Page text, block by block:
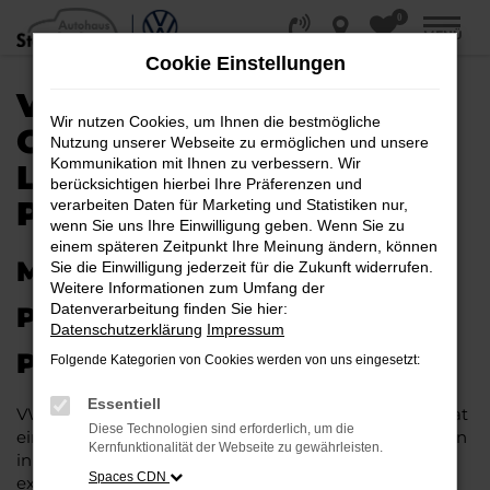
Zum
Hauptinhalt
0
MENÜ
VW POLO
GEBRAUCHTWAGEN |
LIEFERSERVICE NACH
PADERBORN
MIT RABATT DURCH
PADERBORN MIT DEM VW
POLO GEBRAUCHTWAGEN
VW Polo Gebrauchtwagen liegen im Trend und das hat
einen vergleichsweise einfachen Grund. Ob für Fahrten
in und um Paderborn oder längere Strecken: es
existieren schlichtweg kaum Fahrzeuge, die diesem
Cookie Einstellungen
Wir nutzen Cookies, um Ihnen die bestmögliche
Nutzung unserer Webseite zu ermöglichen und unsere
Kommunikation mit Ihnen zu verbessern. Wir
berücksichtigen hierbei Ihre Präferenzen und
verarbeiten Daten für Marketing und Statistiken nur,
wenn Sie uns Ihre Einwilligung geben. Wenn Sie zu
einem späteren Zeitpunkt Ihre Meinung ändern, können
Sie die Einwilligung jederzeit für die Zukunft widerrufen.
Weitere Informationen zum Umfang der
Datenverarbeitung finden Sie hier:
Datenschutzerklärung Impressum
Folgende Kategorien von Cookies werden von uns eingesetzt:
Essentiell
Diese Technologien sind erforderlich, um die
Kernfunktionalität der Webseite zu gewährleisten.
Spaces CDN